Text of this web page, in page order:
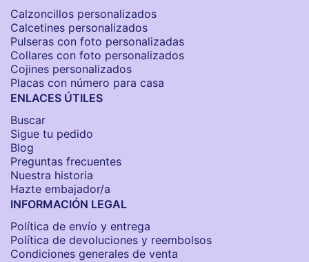
Calzoncillos personalizados​
Calcetines personalizados
Pulseras con foto personalizadas
Collares con foto personalizados
Cojines personalizados
Placas con número para casa
ENLACES ÚTILES
Buscar
Sigue tu pedido
Blog
Preguntas frecuentes
Nuestra historia
Hazte embajador/a
INFORMACIÓN LEGAL
Política de envío y entrega
Política de devoluciones y reembolsos
Condiciones generales de venta